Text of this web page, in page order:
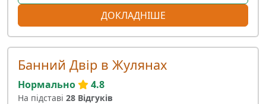
ДОКЛАДНІШЕ
Банний Двір в Жулянах
Нормально 4.8
На підставі 28 Відгуків